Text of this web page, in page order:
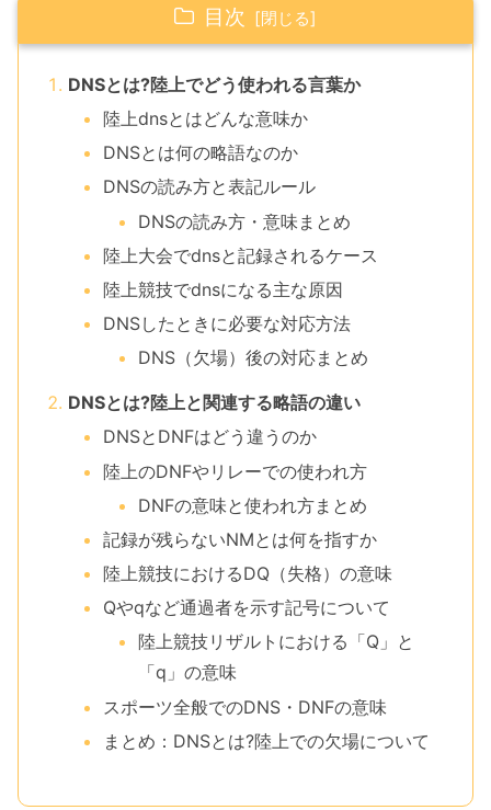
目次
DNSとは?陸上でどう使われる言葉か
陸上dnsとはどんな意味か
DNSとは何の略語なのか
DNSの読み方と表記ルール
DNSの読み方・意味まとめ
陸上大会でdnsと記録されるケース
陸上競技でdnsになる主な原因
DNSしたときに必要な対応方法
DNS（欠場）後の対応まとめ
DNSとは?陸上と関連する略語の違い
DNSとDNFはどう違うのか
陸上のDNFやリレーでの使われ方
DNFの意味と使われ方まとめ
記録が残らないNMとは何を指すか
陸上競技におけるDQ（失格）の意味
Qやqなど通過者を示す記号について
陸上競技リザルトにおける「Q」と
「q」の意味
スポーツ全般でのDNS・DNFの意味
まとめ：DNSとは?陸上での欠場について